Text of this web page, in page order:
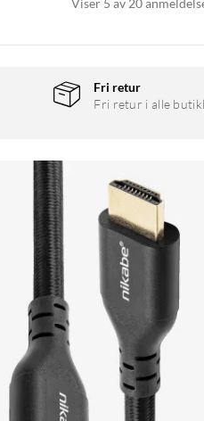
Viser 5 av 20
Fri retur
Fri retur i alle